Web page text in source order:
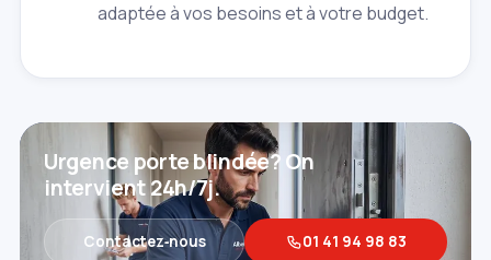
adaptée à vos besoins et à votre budget.
Urgence porte blindée? On
intervient 24h/7j.
Contactez‑nous 01 41 94 98 83